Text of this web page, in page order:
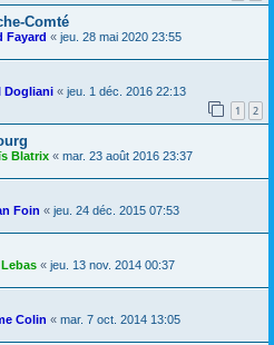
Comté
Fayard « jeu. 28 mai 2020 23:55
Dogliani « jeu. 1 déc. 2016 22:13
1 2
Blatrix « mar. 23 août 2016 23:37
Foin « jeu. 24 déc. 2015 07:53
« jeu. 13 nov. 2014 00:37
Colin « mar. 7 oct. 2014 13:05